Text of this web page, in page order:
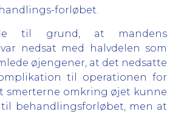
forløbet.
til grund, at mandens
var nedsat med halvdelen som
øjengener, at det nedsatte
til operationen for
smerterne omkring øjet kunne
behandlingsforløbet, men at